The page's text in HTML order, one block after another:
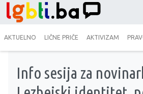
AKTUELNO LIČNE PRIČE AKTIVIZAM
Info sesija za